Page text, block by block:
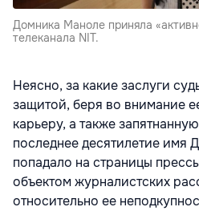
Домника Маноле приняла
телеканала NIT.
Неясно, за какие заслуги
защитой, беря во внимание
карьеру, а также
последнее десятилетие имя
попадало на страницы
объектом журналистских
относительно ее